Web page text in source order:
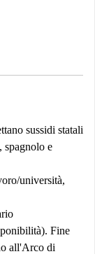
sussidi statali
e
università,
Fine
all'Arco di